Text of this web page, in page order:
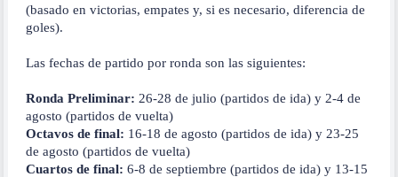
(basado en victorias, empates y, si es necesario, diferencia de
goles).
Las fechas de partido por ronda son las siguientes:
Ronda Preliminar: 26-28 de julio (partidos de ida) y 2-4 de
agosto (partidos de vuelta)
Octavos de final: 16-18 de agosto (partidos de ida) y 23-25
de agosto (partidos de vuelta)
Cuartos de final: 6-8 de septiembre (partidos de ida) y 13-15